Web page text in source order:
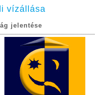
vízállása
jelentése